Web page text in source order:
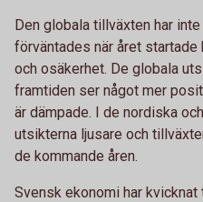
Den globala tillväxten har
förväntades när året startade
och osäkerhet. De globala
framtiden ser något mer
är dämpade. I de nordiska
utsikterna ljusare och
de kommande åren.
Svensk ekonomi har